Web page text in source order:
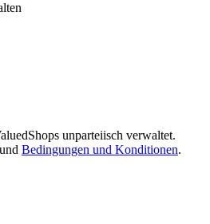
unparteiisch verwaltet.
und Bedingungen und Konditionen.